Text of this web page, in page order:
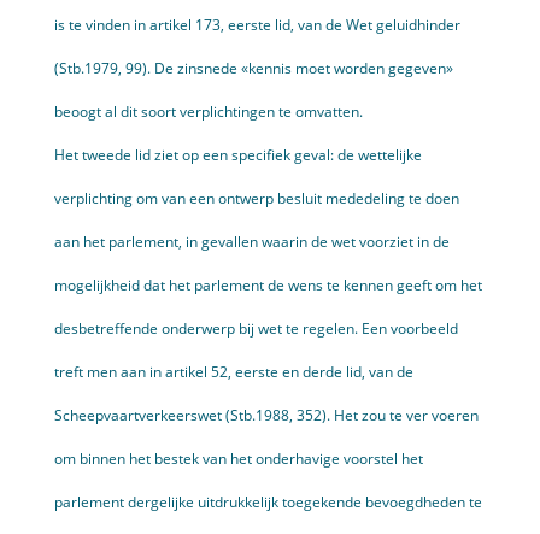
is te vinden in artikel 173, eerste lid, van de Wet geluidhinder
(Stb.1979, 99). De zinsnede «kennis moet worden gegeven»
beoogt al dit soort verplichtingen te omvatten.
Het tweede lid ziet op een specifiek geval: de wettelijke
verplichting om van een ontwerp besluit mededeling te doen
aan het parlement, in gevallen waarin de wet voorziet in de
mogelijkheid dat het parlement de wens te kennen geeft om het
desbetreffende onderwerp bij wet te regelen. Een voorbeeld
treft men aan in artikel 52, eerste en derde lid, van de
Scheepvaartverkeerswet (Stb.1988, 352). Het zou te ver voeren
om binnen het bestek van het onderhavige voorstel het
parlement derge­lijke uitdrukkelijk toegekende bevoegdheden te